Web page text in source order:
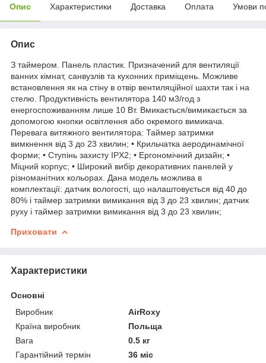
Опис Характеристики Доставка Оплата Умови
Опис
З таймером. Панель пластик. Призначений для вентиляції
ванних кімнат, санвузлів та кухонних приміщень. Можливе
встановлення як на стіну в отвір вентиляційної шахти так і на
стелю. Продуктивність вентилятора 140 м3/год з
енергоспоживанням лише 10 Вт. Вмикається/вимикається за
допомогою кнопки освітлення або окремого вимикача.
Перевага витяжного вентилятора: Таймер затримки
вимкнення від 3 до 23 хвилин; • Крильчатка аеродинамічної
форми; • Ступінь захисту IPX2; • Ергономічний дизайн; •
Міцний корпус; • Широкий вибір декоративних панелей у
різноманітних кольорах. Дана модель можлива в
комплектації: датчик вологості, що налаштовується від 40 до
80% і таймер затримки вимикання від 3 до 23 хвилин; датчик
руху і таймер затримки вимикання від 3 до 23 хвилин;
Приховати
Характеристики
Основні
Виробник
AirRoxy
Країна виробник
Польща
Вага
0.5 кг
Гарантійний термін
36 міс